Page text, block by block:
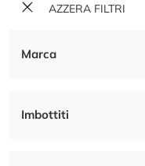
AZZERA FILTRI
Marca
Imbottiti